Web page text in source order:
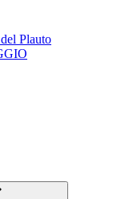
Plauto